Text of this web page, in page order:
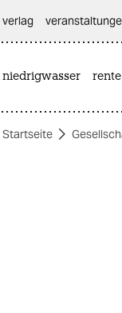
themen
verlag
niedrigwasser rente
Startseite